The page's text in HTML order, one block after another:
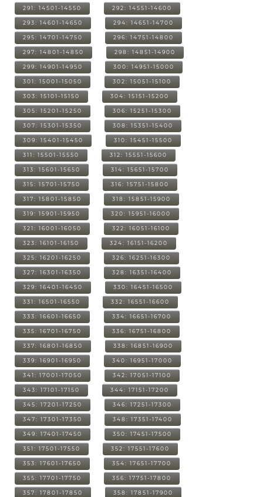
291: 14501-14550 292: 14551-14600
293: 14601-14650 294: 14651-14700
295: 14701-14750 296: 14751-14800
297: 14801-14850 298: 14851-14900
299: 14901-14950 300: 14951-15000
301: 15001-15050 302: 15051-15100
303: 15101-15150 304: 15151-15200
305: 15201-15250 306: 15251-15300
307: 15301-15350 308: 15351-15400
309: 15401-15450 310: 15451-15500
311: 15501-15550 312: 15551-15600
313: 15601-15650 314: 15651-15700
315: 15701-15750 316: 15751-15800
317: 15801-15850 318: 15851-15900
319: 15901-15950 320: 15951-16000
321: 16001-16050 322: 16051-16100
323: 16101-16150 324: 16151-16200
325: 16201-16250 326: 16251-16300
327: 16301-16350 328: 16351-16400
329: 16401-16450 330: 16451-16500
331: 16501-16550 332: 16551-16600
333: 16601-16650 334: 16651-16700
335: 16701-16750 336: 16751-16800
337: 16801-16850 338: 16851-16900
339: 16901-16950 340: 16951-17000
341: 17001-17050 342: 17051-17100
343: 17101-17150 344: 17151-17200
345: 17201-17250 346: 17251-17300
347: 17301-17350 348: 17351-17400
349: 17401-17450 350: 17451-17500
351: 17501-17550 352: 17551-17600
353: 17601-17650 354: 17651-17700
355: 17701-17750 356: 17751-17800
357: 17801-17850 358: 17851-17900